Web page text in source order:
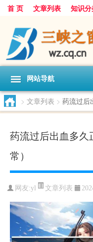
首 页 文章列表 知识
网站导航
> 文章列表 > 药流过后
药流过后出血多
常）
网友:yl 文章列表